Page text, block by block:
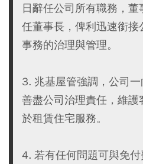
日辭任公司所有職務，
任董事長，俾利迅速銜
事務的治理與管理。
3. 兆基屋管強調，公司一
善盡公司治理責任，維
於租賃住宅服務。
4. 若有任何問題可與免付